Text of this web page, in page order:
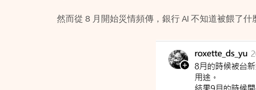
然而從 8 月開始災情頻傳，銀行 AI 不知道被餵了